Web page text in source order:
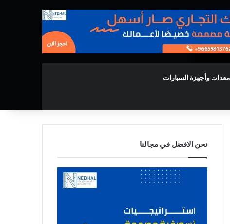
معدات وأجهزة السيارات
نحن الافضل في مجالنا